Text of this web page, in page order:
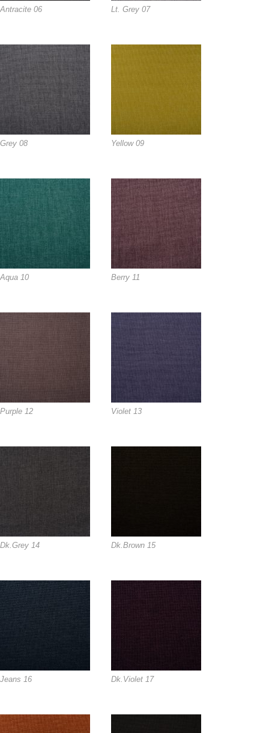
Antracite 06 Lt. Grey 07
Grey 08 Yellow 09
Aqua 10 Berry 11
Purple 12 Violet 13
Dk.Grey 14 Dk.Brown 15
Jeans 16 Dk.Violet 17